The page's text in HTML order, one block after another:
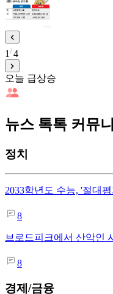
1 4
오늘 급상승
뉴스 톡톡 커뮤
정치
2033학년도 수능, '절대
8
브로드피크에서 산악인
8
경제/금융